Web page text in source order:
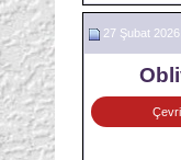
27 Şubat